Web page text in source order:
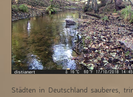
Städten in Deutschland sauberes,